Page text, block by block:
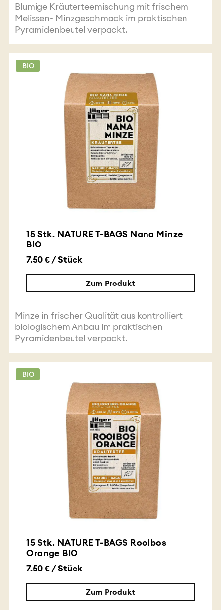
Blumige Kräuterteemischung mit frischem
Melissen- Minzgeschmack im praktischen
Pyramidenbeutel verpackt.
BIO
15 Stk. NATURE T-BAGS Nana Minze
BIO
7.50 € / Stück
Zum Produkt
Minze in frischer Qualität aus kontrolliert
biologischem Anbau im praktischen
Pyramidenbeutel verpackt.
BIO
15 Stk. NATURE T-BAGS Rooibos
Orange BIO
7.50 € / Stück
Zum Produkt